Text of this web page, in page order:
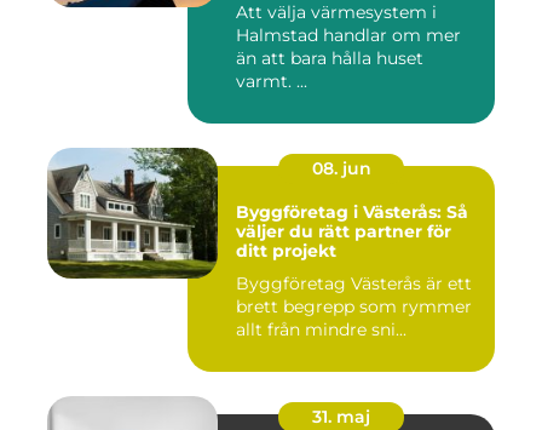
Att välja värmesystem i
Halmstad handlar om mer
än att bara hålla huset
varmt. ...
08. jun
Byggföretag i Västerås: Så
väljer du rätt partner för
ditt projekt
Byggföretag Västerås är ett
brett begrepp som rymmer
allt från mindre sni...
31. maj